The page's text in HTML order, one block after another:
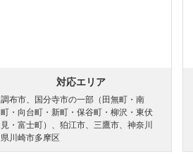
対応エリア
調布市、国分寺市の一部（田無町・南
町・向台町・新町・保谷町・柳沢・東伏
見・富士町）、狛江市、三鷹市、神奈川
県川崎市多摩区